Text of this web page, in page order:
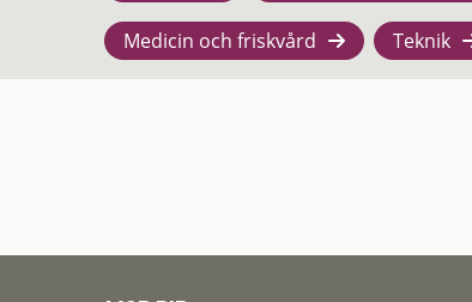
Medicin och friskvård Teknik